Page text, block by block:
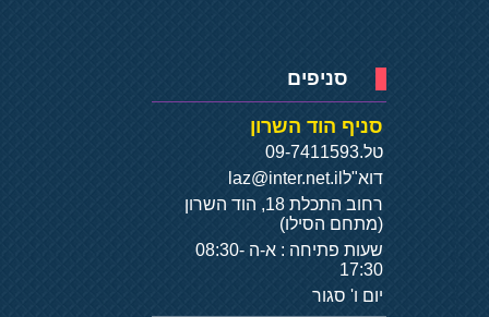
סניפים
סניף הוד השרון
טל.09-7411593
דוא"ל laz@inter.net.il
רחוב התכלת 18, הוד השרון
(מתחם הסילו)
שעות פתיחה : א-ה 08:30-
17:30
יום ו' סגור